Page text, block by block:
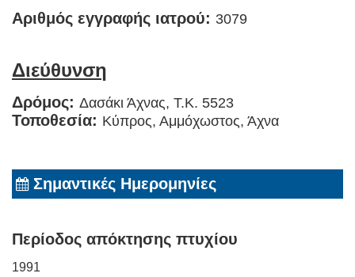
Αριθμός εγγραφής ιατρού: 3079
Διεύθυνση
Δρόμος: Δασάκι Άχνας, Τ.Κ. 5523
Τοποθεσία: Κύπρος, Αμμόχωστος, Άχνα
Σημαντικές Ημερομηνίες
Περίοδος απόκτησης πτυχίου
1991